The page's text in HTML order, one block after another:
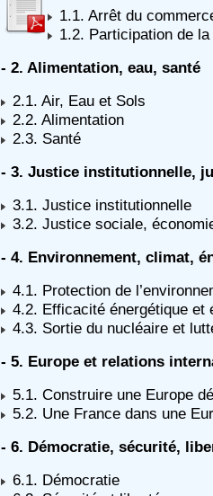
1.1. Arrêt du
1.2. Participation de
- 2. Alimentation, eau, santé
2.1. Air, Eau et Sols
2.2. Alimentation
2.3. Santé
- 3. Justice institutionnelle,
3.1. Justice institutionnelle
3.2. Justice sociale,
- 4. Environnement, climat,
4.1. Protection de
4.2. Efficacité énergétique et
4.3. Sortie du nucléaire et
- 5. Europe et relations
5.1. Construire une Europe
5.2. Une France dans une
- 6. Démocratie, sécurité,
6.1. Démocratie